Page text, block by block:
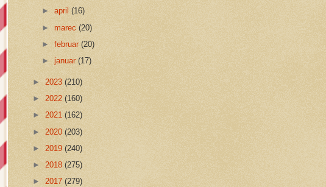
►april(16)
►marec(20)
►februar(20)
►januar(17)
► 2023 (210)
► 2022 (160)
► 2021 (162)
► 2020 (203)
► 2019 (240)
► 2018 (275)
► 2017 (279)